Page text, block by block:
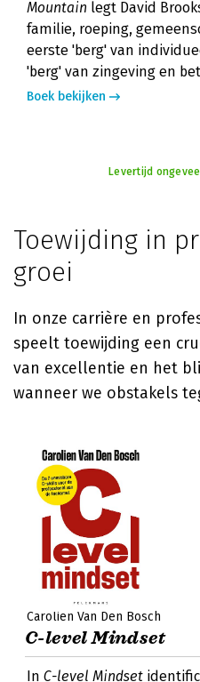
Mountain legt David
familie, roeping,
eerste 'berg' van
'berg' van zingeving en
Boek bekijken
Levertijd
Toewijding in
groei
In onze carrière en
speelt toewijding een
van excellentie en het
wanneer we obstakels
Carolien Van Den Bosch
C-level Mindset
In C-level Mindset